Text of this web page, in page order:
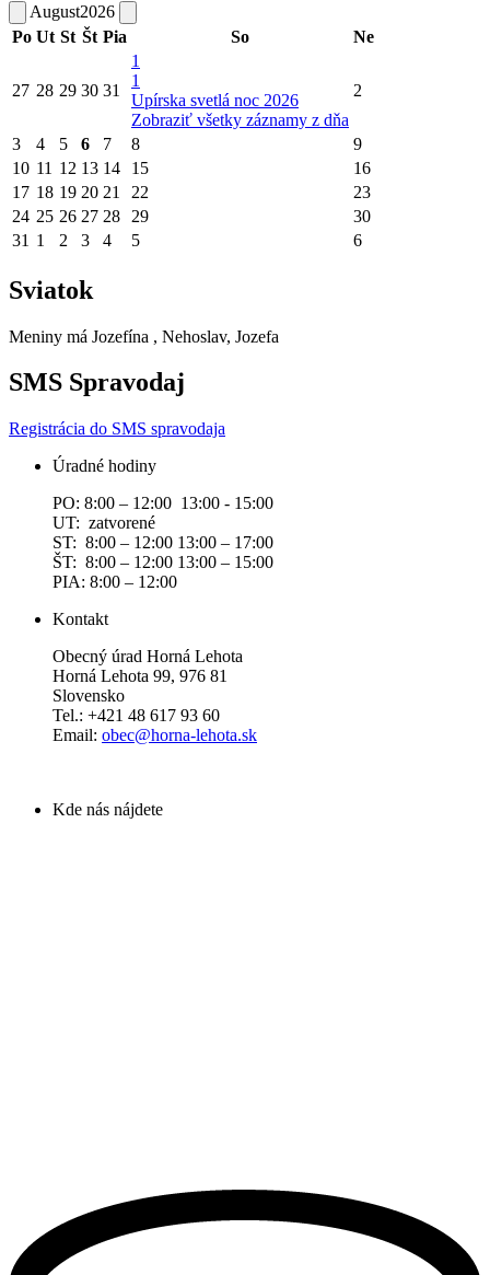
August2026
Po Ut St Št Pia So Ne
27 28 29 30 31
1
1
Upírska svetlá noc 2026
Zobraziť všetky záznamy z dňa
2
3 4 5 6 7 8
9
10 11 12 13 14 15
16
17 18 19 20 21 22
23
24 25 26 27 28 29
30
31 1 2 3 4 5 6
Sviatok
Meniny má Jozefína , Nehoslav, Jozefa
SMS Spravodaj
Registrácia do SMS spravodaja
Úradné hodiny
PO: 8:00 – 12:00 13:00 - 15:00
UT: zatvorené
ST: 8:00 – 12:00 13:00 – 17:00
ŠT: 8:00 – 12:00 13:00 – 15:00
PIA: 8:00 – 12:00
Kontakt
Obecný úrad Horná Lehota
Horná Lehota 99, 976 81
Slovensko
Tel.: +421 48 617 93 60
Email: obec@horna-lehota.sk
Kde nás nájdete